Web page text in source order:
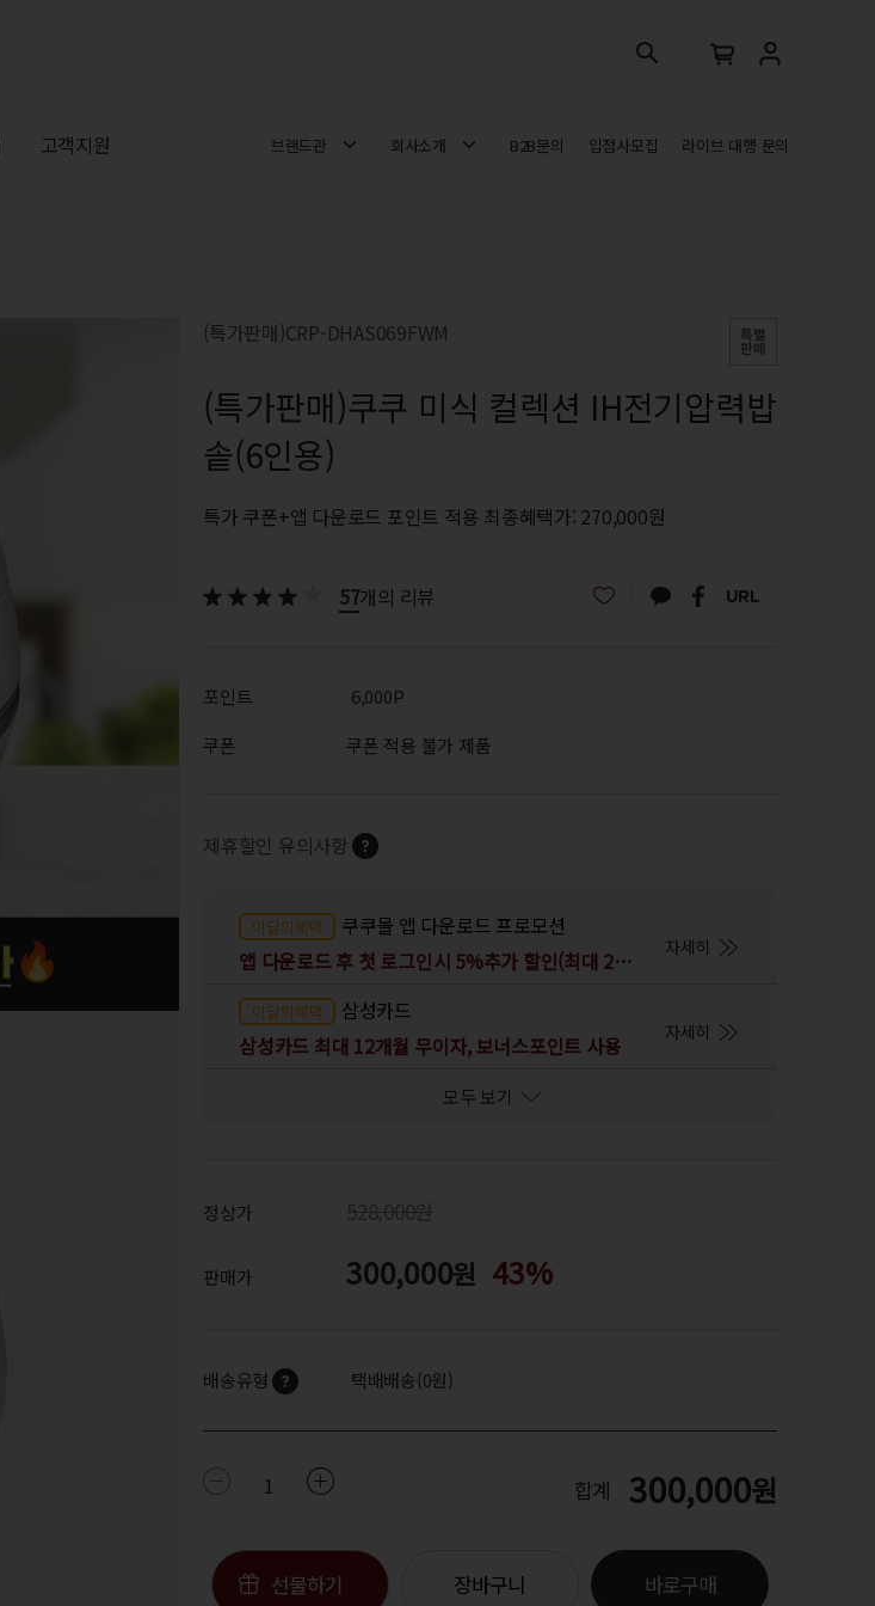
고객지원 브랜드관 회사소개 B2B문의 입점사모집 라이브 대행 문의
(특가판매)CRP-DHAS069FWM
(특가판매)쿠쿠 미식 컬렉션 IH전기압력밥
솥(6인용)
특가 쿠폰+앱 다운로드 포인트 적용 최종혜택가: 270,000원
57개의 리뷰
포인트
6,000P
쿠폰
쿠폰 적용 불가 제품
제휴할인 유의사항
이달의혜택
쿠쿠몰 앱 다운로드 프로모션
앱 다운로드 후 첫 로그인시 5%추가 할인(최대 2만원)
자세히
이달의혜택
삼성카드
삼성카드 최대 12개월 무이자, 보너스포인트 사용
자세히
모두 보기
정상가 528,000원
판매가 300,000원 43%
배송유형 택배배송(0원)
1 합계 300,000원
선물하기 장바구니 바로구매